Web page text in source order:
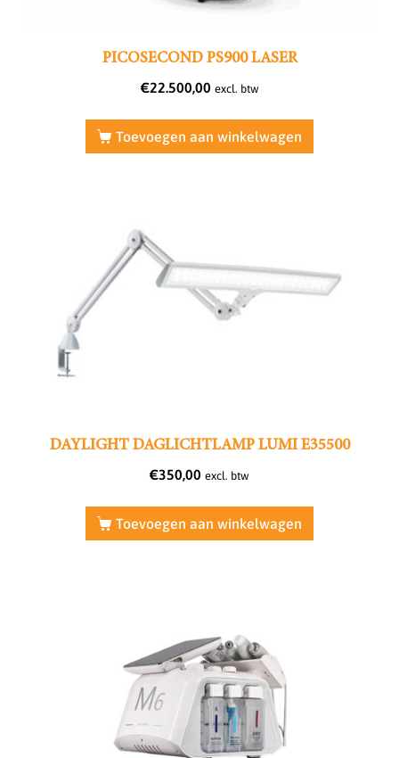
PICOSECOND PS900 LASER
€22.500,00 excl. btw
Toevoegen aan winkelwagen
DAYLIGHT DAGLICHTLAMP LUMI E35500
€350,00 excl. btw
Toevoegen aan winkelwagen